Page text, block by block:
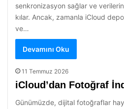
senkronizasyon sağlar ve
kılar. Ancak, zamanla iCloud
ve…
Devamını Oku
11 Temmuz 2026
iCloud’dan Fotoğraf
Günümüzde, dijital fotoğraflar